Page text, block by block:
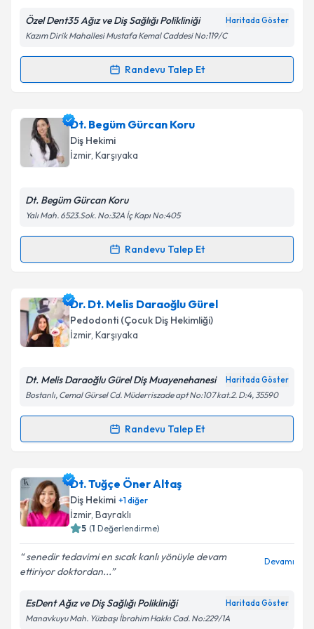
Kişisel verilerimin işlenmesine ilişkin
Metni'ni okudum ve kişisel verilerimin belirtilen
Takvim Talebini Gönder
Özel Dent35 Ağız ve Diş Sağlığı Polikliniği Haritada Göster
Kazım Dirik Mahallesi Mustafa Kemal Caddesi No:119/C
Randevu Talep Et
Randevu Takvimi Talebi
Uzm. Dt. Serap Sinan Özvarışiçin randevu takvimi
talebi oluşturun. Size bu uzmandan randevu almanız
için bir takvim hazırlandığında e-posta ile
bilgilendireceğiz.
Kişisel verilerimin işlenmesine ilişkinAydınlatma
kapsamda işlenmesini kabul ediyorum.
Takvim Talebini Gönder
Dt. Begüm Gürcan Koru
Diş Hekimi
İzmir, Karşıyaka
Dt. Begüm Gürcan Koru
Yalı Mah. 6523.Sok. No:32A İç Kapı No:405
Randevu Talep Et
Randevu Takvimi Talebi
Dt. Begüm Gürcan Koruiçin randevu takvimi talebi
oluşturun. Size bu uzmandan randevu almanız için bir
takvim hazırlandığında e-posta ile bilgilendireceğiz.
Kişisel verilerimin işlenmesine ilişkin
Metni'ni okudum ve kişisel verilerimin belirtilen
Takvim Talebini Gönder
Dr. Dt. Melis Daraoğlu Gürel
Pedodonti (Çocuk Diş Hekimliği)
İzmir, Karşıyaka
Dt. Melis Daraoğlu Gürel Diş Muayenehanesi Haritada Göster
Bostanlı, Cemal Gürsel Cd. Müderriszade apt No:107 kat.2. D:4, 35590
Randevu Talep Et
Randevu Takvimi Talebi
Dr. Dt. Melis Daraoğlu Gürel
talebi oluşturun. Size bu uzmandan randevu almanız
için bir takvim hazırlandığında e-posta ile
bilgilendireceğiz.
E-posta Adresiniz
Kişisel verilerimin işlenmesine ilişkinAydınlatma
Dt. Tuğçe Öner Altaş
Diş Hekimi +1diğer
İzmir, Bayraklı
5 (1 Değerlendirme)
senedir tedavimi en sıcak kanlı yönüyle devam
ettiriyor doktordan...
Devamı
EsDent Ağız ve Diş Sağlığı Polikliniği Haritada Göster
Manavkuyu Mah. Yüzbaşı İbrahim Hakkı Cad. No:229/1A